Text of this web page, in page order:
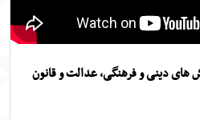
و فرهنگی، عدالت و قانون